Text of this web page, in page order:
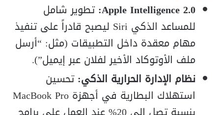
Apple Intelligence 2.0: تطوير شامل
للمساعد الذكي Siri ليصبح قادراً على تنفيذ
مهام معقدة داخل التطبيقات (مثل: “أرسل
ملف الأوتوكاد الأخير لفلان عبر إيميل”).
نظام الإدارة الحرارية الذكي:تحسين
استهلاك البطارية في أجهزة MacBook Pro